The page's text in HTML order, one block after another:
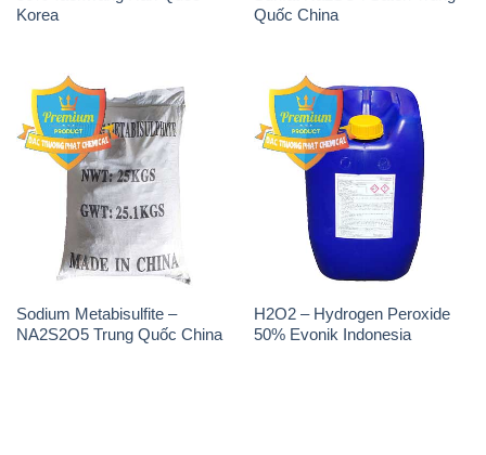
Korea
Quốc China
Sodium Metabisulfite –
NA2S2O5 Trung Quốc China
H2O2 – Hydrogen Peroxide
50% Evonik Indonesia